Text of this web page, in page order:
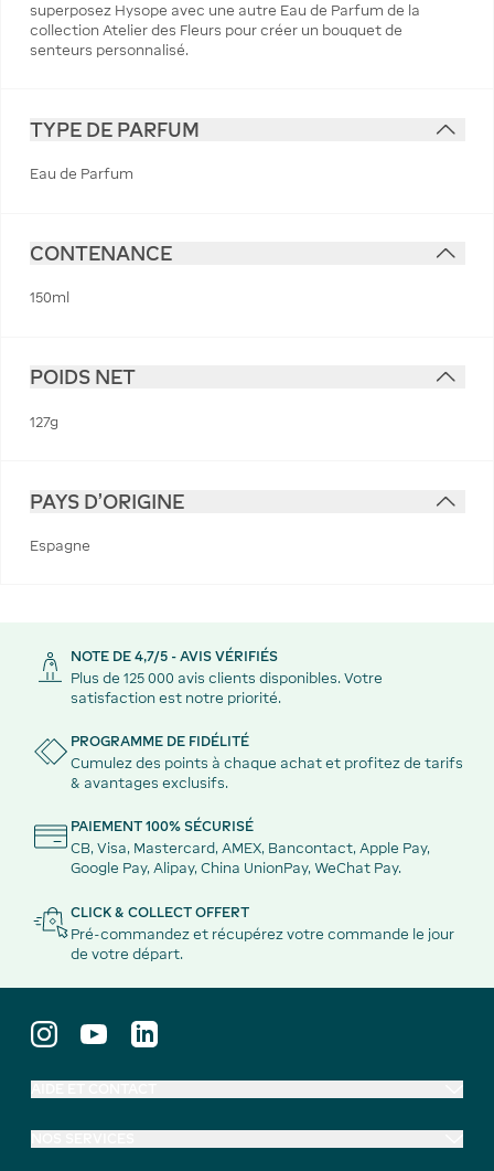
superposez Hysope avec une autre Eau de Parfum de la
collection Atelier des Fleurs pour créer un bouquet de
senteurs personnalisé.
TYPE DE PARFUM
Eau de Parfum
CONTENANCE
150ml
POIDS NET
127g
PAYS D'ORIGINE
Espagne
NOTE DE 4,7/5 - AVIS VÉRIFIÉS
Plus de 125 000 avis clients disponibles. Votre
satisfaction est notre priorité.
PROGRAMME DE FIDÉLITÉ
Cumulez des points à chaque achat et profitez de tarifs
& avantages exclusifs.
PAIEMENT 100% SÉCURISÉ
CB, Visa, Mastercard, AMEX, Bancontact, Apple Pay,
Google Pay, Alipay, China UnionPay, WeChat Pay.
CLICK & COLLECT OFFERT
Pré-commandez et récupérez votre commande le jour
de votre départ.